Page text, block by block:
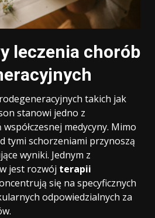
leczenia chorób
takich jak
stanowi jedno z
medycyny. Mimo
tymi schorzeniami przynoszą
wyniki. Jednym z
jest rozwój terapii
się na specyficznych
odpowiedzialnych za